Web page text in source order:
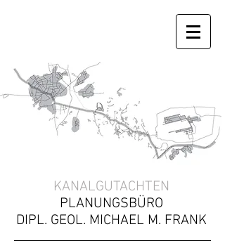
KANALGUTACHTEN
PLANUNGSBÜRO
DIPL. GEOL. MICHAEL M. FRANK